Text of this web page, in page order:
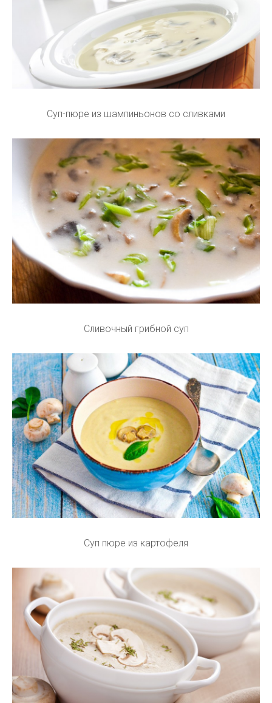
Суп-пюре из шампиньонов со сливками
Сливочный грибной суп
Суп пюре из картофеля